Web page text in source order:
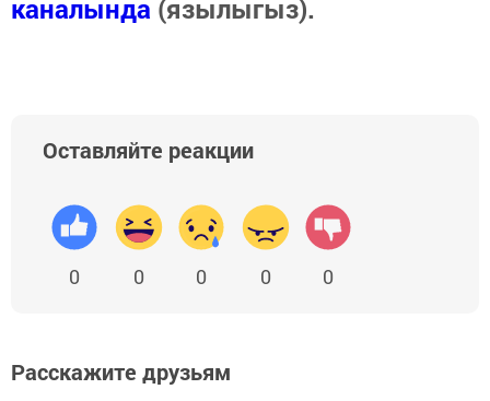
каналында (язылыгыз).
Оставляйте реакции
0 0 0 0 0
Расскажите друзьям